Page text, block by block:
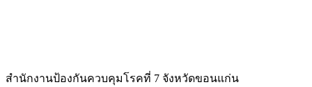
สำนักงานป้องกันควบคุมโรคที่ 7 จังหวัดขอนแก่น